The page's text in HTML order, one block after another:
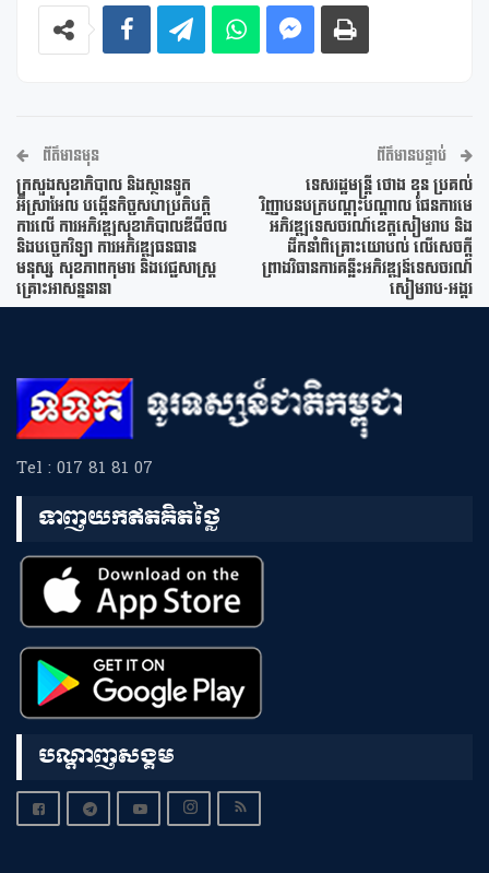
ព័ត៌មានមុន
ក្រសួងសុខាភិបាល និងស្ថានទូត
អ៊ីស្រាអែល បង្កើនកិច្ចសហប្រតិបត្តិ
ការលើ ការអភិវឌ្ឍសុខាភិបាលឌីជីថល
និងបច្ចេកវិទ្យា ការអភិវឌ្ឍធនធាន
មនុស្ស សុខភាពកុមារ និងវេជ្ជសាស្រ្ត
គ្រោះអាសន្ននានា
ព័ត៌មានបន្ទាប់
ទេសរដ្ឋមន្ត្រី ថោង ខុន ប្រគល់
វិញ្ញាបនបត្របណ្តុះបណ្តាល ផែនការមេ
អភិវឌ្ឍទេសចរណ៍ខេត្តសៀមរាប និង
ដឹកនាំពិគ្រោះយោបល់ លើសេចក្តី
ព្រាងវិធានការគន្លឹះអភិវឌ្ឍន៍ទេសចរណ៍
សៀមរាប-អង្គរ
Tel : 017 81 81 07
ទាញយកឥតគិតថ្លៃ
បណ្តាញសង្គម